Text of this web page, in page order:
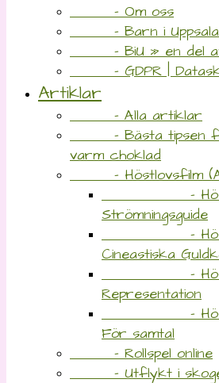
- Om oss
- Barn i Uppsala
- BiU » en del av
- GDPR |
Artiklar
- Alla artiklar
- Bästa tipsen för
varm choklad
- Höstlovsfilm
-
Strömningsguide
-
Cineastiska
-
Representation
-
För samtal
- Rollspel online
- Utflykt i